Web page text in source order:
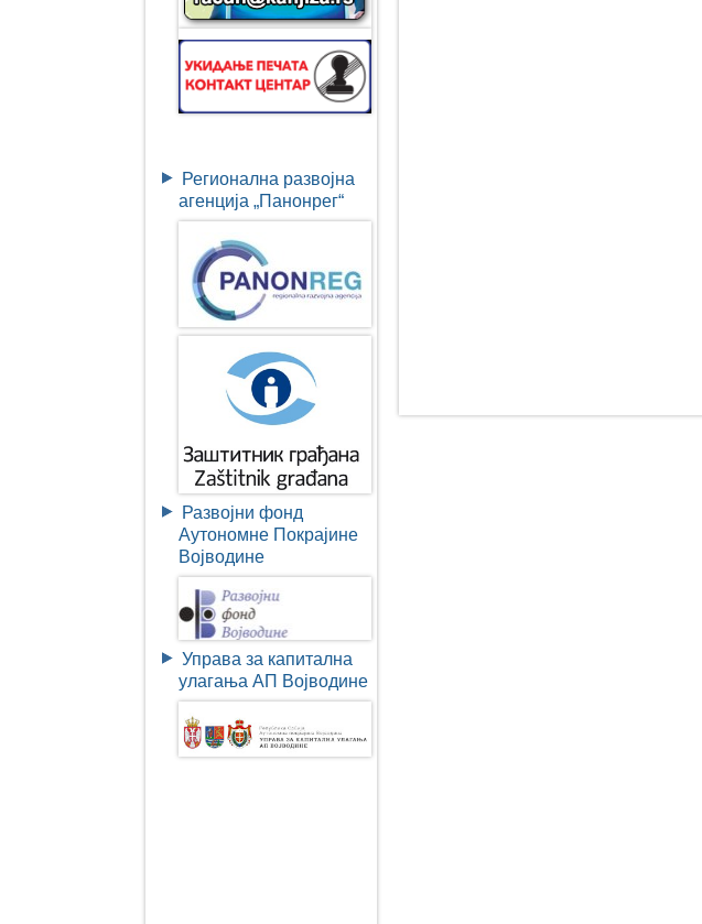
Регионална развојна
агенција „Панонрег“
Развојни фонд
Аутономне Покрајине
Војводине
Управа за капитална
улагања АП Војводине